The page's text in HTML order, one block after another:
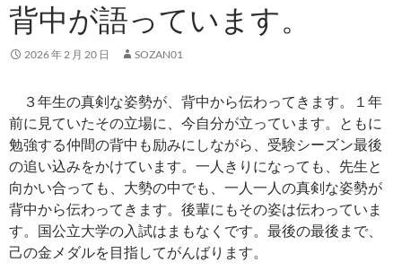
背中が語っています。
2026 年 2 月 20 日 SOZAN01
３年生の真剣な姿勢が、背中から伝わってきます。１年
前に見ていたその立場に、今自分が立っています。ともに
勉強する仲間の背中も励みにしながら、受験シーズン最後
の追い込みをかけています。一人きりになっても、先生と
向かい合っても、大勢の中でも、一人一人の真剣な姿勢が
背中から伝わってきます。後輩にもその姿は伝わっていま
す。国公立大学の入試はまもなくです。最後の最後まで、
己の金メダルを目指してがんばります。